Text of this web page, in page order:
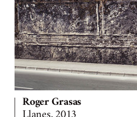
Roger Grasas